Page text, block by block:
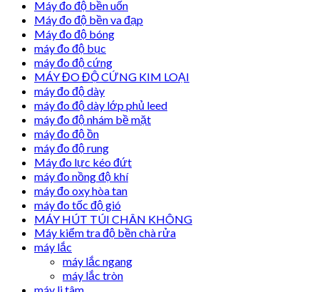
Máy đo độ bền uốn
Máy đo độ bền va đạp
Máy đo độ bóng
máy đo độ bục
máy đo độ cứng
MÁY ĐO ĐỘ CỨNG KIM LOẠI
máy đo độ dày
máy đo độ dày lớp phủ leed
máy đo độ nhám bề mặt
máy đo độ ồn
máy đo độ rung
Máy đo lực kéo đứt
máy đo nồng độ khí
máy đo oxy hòa tan
máy đo tốc độ gió
MÁY HÚT TÚI CHÂN KHÔNG
Máy kiểm tra độ bền chà rửa
máy lắc
máy lắc ngang
máy lắc tròn